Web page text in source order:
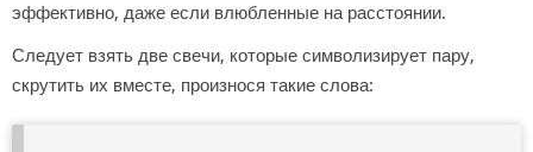
эффективно, даже если влюбленные на расстоянии.
Следует взять две свечи, которые символизирует пару,
скрутить их вместе, произнося такие слова: